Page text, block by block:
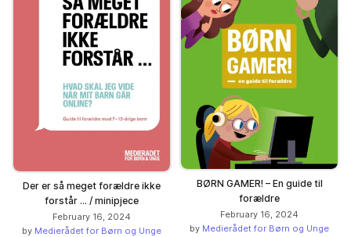
Der er så meget forældre ikke
forstår ... / minipjece
February 16, 2024
by Medierådet for Børn og Unge
BØRN GAMER! – En guide til
forældre
February 16, 2024
by Medierådet for Børn og Unge